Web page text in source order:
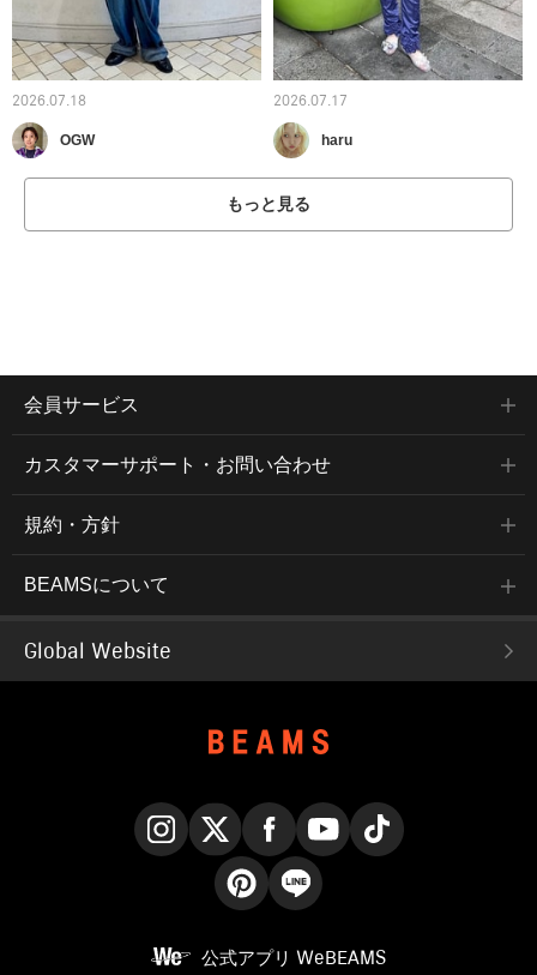
2026.07.18
OGW
2026.07.17
haru
もっと見る
会員サービス
カスタマーサポート・お問い合わせ
規約・方針
BEAMSについて
Global Website
公式アプリ WeBEAMS